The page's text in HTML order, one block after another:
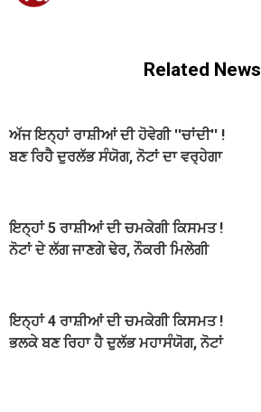
Related News
ਅੱਜ ਇਨ੍ਹਾਂ ਰਾਸ਼ੀਆਂ ਦੀ ਹੋਵੇਗੀ ''ਚਾਂਦੀ'' !
ਬਣ ਰਿਹੈ ਦੁਰਲੱਭ ਸੰਯੋਗ, ਨੋਟਾਂ ਦਾ ਵਰ੍ਹੇਗਾ
ਇਨ੍ਹਾਂ 5 ਰਾਸ਼ੀਆਂ ਦੀ ਚਮਕੇਗੀ ਕਿਸਮਤ !
ਨੋਟਾਂ ਦੇ ਲੱਗ ਜਾਣਗੇ ਢੇਰ, ਨੌਕਰੀ ਮਿਲੇਗੀ
ਇਨ੍ਹਾਂ 4 ਰਾਸ਼ੀਆਂ ਦੀ ਚਮਕੇਗੀ ਕਿਸਮਤ !
ਭਲਕੇ ਬਣ ਰਿਹਾ ਹੈ ਦੁਲੱਭ ਮਹਾਸੰਯੋਗ, ਨੋਟਾਂ